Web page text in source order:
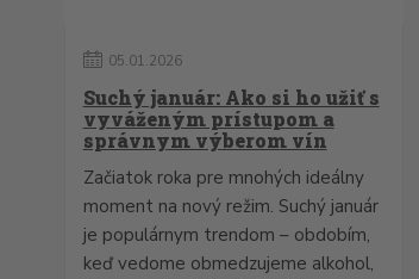
05.01.2026
Suchý január: Ako si ho užiť s
vyváženým prístupom a
správnym výberom vín
Začiatok roka pre mnohých ideálny
moment na nový režim. Suchý január
je populárnym trendom – obdobím,
keď vedome obmedzujeme alkohol,